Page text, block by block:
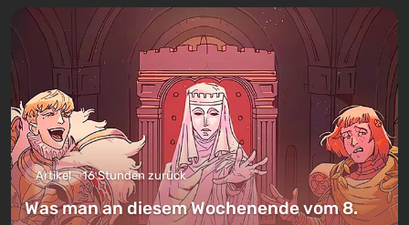
Artikel 16 Stunden zurück
Was man an diesem Wochenende vom 8.